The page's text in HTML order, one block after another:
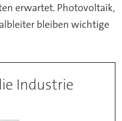
erwartet. Photovoltaik,
bleiben wichtige
Industrie